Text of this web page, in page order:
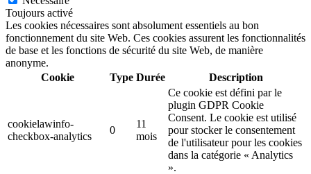
Toujours activé
Les cookies nécessaires sont absolument essentiels au bon
fonctionnement du site Web. Ces cookies assurent les fonctionnalités
de base et les fonctions de sécurité du site Web, de manière
anonyme.
Cookie
Type Durée Description
cookielawinfo-
checkbox-analytics
0
11
mois
Ce cookie est défini par le
plugin GDPR Cookie
Consent. Le cookie est utilisé
pour stocker le consentement
de l'utilisateur pour les cookies
dans la catégorie « Analytics
».